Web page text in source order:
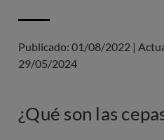
Publicado: 01/08/2022 |
29/05/2024
¿Qué son las